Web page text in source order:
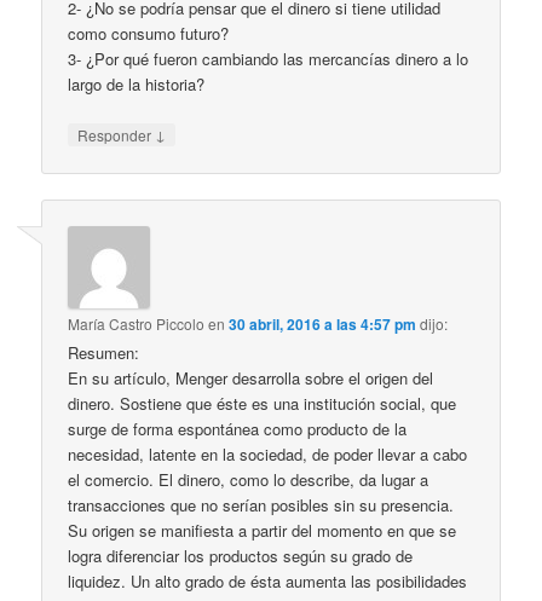
2- ¿No se podría pensar que el dinero si tiene utilidad
como consumo futuro?
3- ¿Por qué fueron cambiando las mercancías dinero a lo
largo de la historia?
Responder ↓
María Castro Piccolo en30 abril, 2016 a las 4:57 pm dijo:
Resumen:
En su artículo, Menger desarrolla sobre el origen del
dinero. Sostiene que éste es una institución social, que
surge de forma espontánea como producto de la
necesidad, latente en la sociedad, de poder llevar a cabo
el comercio. El dinero, como lo describe, da lugar a
transacciones que no serían posibles sin su presencia.
Su origen se manifiesta a partir del momento en que se
logra diferenciar los productos según su grado de
liquidez. Un alto grado de ésta aumenta las posibilidades